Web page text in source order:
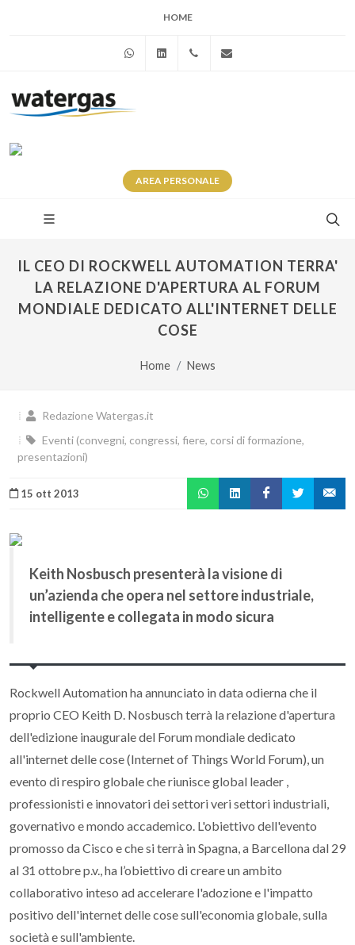
HOME
WhatsAppLinkedin+39 345 281 0246
AREA PERSONALE
IL CEO DI ROCKWELL AUTOMATION TERRA'
LA RELAZIONE D'APERTURA AL FORUM
MONDIALE DEDICATO ALL'INTERNET DELLE
COSE
Home News
Redazione Watergas.it
Eventi (convegni, congressi, fiere, corsi di formazione,
presentazioni)
15 ott 2013
Keith Nosbusch presenterà la visione di
un’azienda che opera nel settore industriale,
intelligente e collegata in modo sicura
Rockwell Automation ha annunciato in data odierna che il
proprio CEO Keith D. Nosbusch terrà la relazione d'apertura
dell'edizione inaugurale del Forum mondiale dedicato
all'internet delle cose (Internet of Things World Forum), un
evento di respiro globale che riunisce global leader ,
professionisti e innovatori dei settori veri settori industriali,
governativo e mondo accademico. L'obiettivo dell'evento
promosso da Cisco e che si terrà in Spagna, a Barcellona dal 29
al 31 ottobre p.v., ha l’obiettivo di creare un ambito
collaborativo inteso ad accelerare l'adozione e l'impatto
positivo dell'internet delle cose sull'economia globale, sulla
società e sull'ambiente.